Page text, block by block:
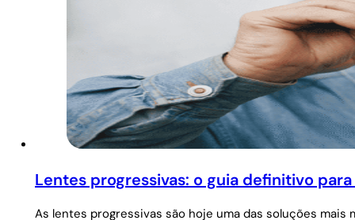
Lentes progressivas: o guia definitivo
As lentes progressivas são hoje uma das soluções